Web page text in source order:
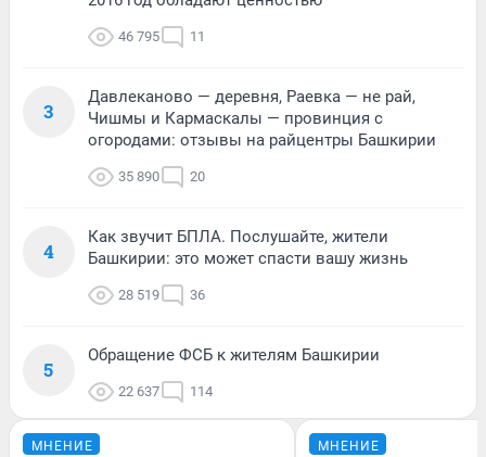
46 795 11
3
Давлеканово — деревня, Раевка — не рай,
Чишмы и Кармаскалы — провинция с
огородами: отзывы на райцентры Башкирии
35 890 20
4
Как звучит БПЛА. Послушайте, жители
Башкирии: это может спасти вашу жизнь
28 519 36
5
Обращение ФСБ к жителям Башкирии
22 637 114
МНЕНИЕ МНЕНИЕ